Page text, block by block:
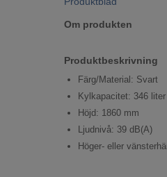
Om produkten
Produktbeskrivning
Färg/Material: Svart
Kylkapacitet: 346 liter
Höjd: 1860 mm
Ljudnivå: 39 dB(A)
Höger- eller